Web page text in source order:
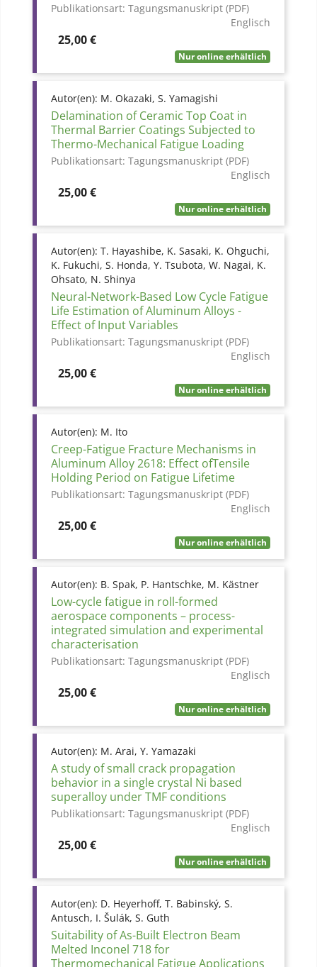
Publikationsart: Tagungsmanuskript (PDF)
Englisch
Preis
25,00 €
Nur online erhältlich
Autor(en): M. Okazaki, S. Yamagishi
Delamination of Ceramic Top Coat in
Thermal Barrier Coatings Subjected to
Thermo-Mechanical Fatigue Loading
Publikationsart: Tagungsmanuskript (PDF)
Englisch
Preis
25,00 €
Nur online erhältlich
Autor(en): T. Hayashibe, K. Sasaki, K. Ohguchi,
K. Fukuchi, S. Honda, Y. Tsubota, W. Nagai, K.
Ohsato, N. Shinya
Neural-Network-Based Low Cycle Fatigue
Life Estimation of Aluminum Alloys -
Effect of Input Variables
Publikationsart: Tagungsmanuskript (PDF)
Englisch
Preis
25,00 €
Nur online erhältlich
Autor(en): M. Ito
Creep-Fatigue Fracture Mechanisms in
Aluminum Alloy 2618: Effect ofTensile
Holding Period on Fatigue Lifetime
Publikationsart: Tagungsmanuskript (PDF)
Englisch
Preis
25,00 €
Nur online erhältlich
Autor(en): B. Spak, P. Hantschke, M. Kästner
Low-cycle fatigue in roll-formed
aerospace components – process-
integrated simulation and experimental
characterisation
Publikationsart: Tagungsmanuskript (PDF)
Englisch
Preis
25,00 €
Nur online erhältlich
Autor(en): M. Arai, Y. Yamazaki
A study of small crack propagation
behavior in a single crystal Ni based
superalloy under TMF conditions
Publikationsart: Tagungsmanuskript (PDF)
Englisch
Preis
25,00 €
Nur online erhältlich
Autor(en): D. Heyerhoff, T. Babinský, S.
Antusch, I. Šulák, S. Guth
Suitability of As-Built Electron Beam
Melted Inconel 718 for
Thermomechanical Fatigue Applications